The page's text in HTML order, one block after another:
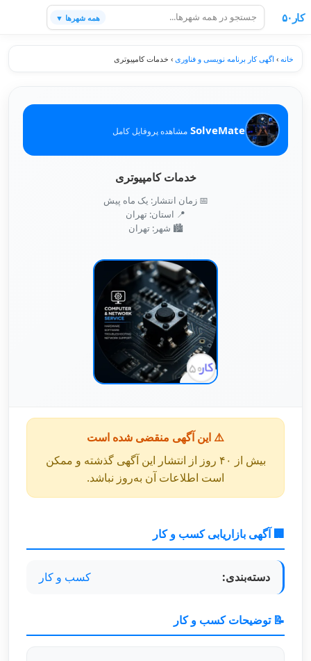
کار۵۰ همه شهرها ▼
خانه › اگهی کار برنامه نویسی و فناوری › خدمات کامپیوتری
SolveMate مشاهده پروفایل کامل
خدمات کامپیوتری
📅 زمان انتشار: یک ماه پیش
📍 استان: تهران
🏙️ شهر: تهران
⚠️ این آگهی منقضی شده است
بیش از ۴۰ روز از انتشار این آگهی گذشته و ممکن
است اطلاعات آن به‌روز نباشد.
🏢 آگهی بازاریابی کسب و کار
دسته‌بندی: کسب و کار
📝 توضیحات کسب و کار